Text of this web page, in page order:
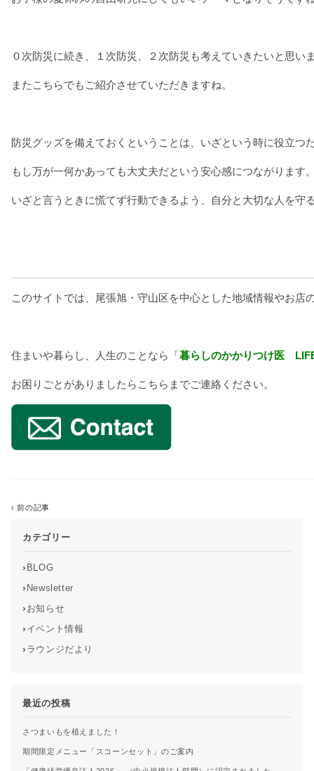
０次防災に続き、１次防災、２次防災も考えていきたいと思い
またこちらでもご紹介させていただきますね。
防災グッズを備えておくということは、いざという時に役立つ
もし万が一何かあっても大丈夫だという安心感につながります
いざと言うときに慌てず行動できるよう、自分と大切な人を守
このサイトでは、尾張旭・守山区を中心とした地域情報やお店
住まいや暮らし、人生のことなら「暮らしのかかりつけ医
お困りごとがありましたらこちらまでご連絡ください。
‹ 前の記事
カテゴリー
› BLOG
› Newsletter
› お知らせ
› イベント情報
› ラウンジだより
最近の投稿
さつまいもを植えました！
期間限定メニュー「スコーンセット」のご案内